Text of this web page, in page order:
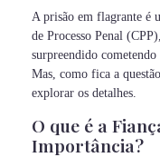
A prisão em flagrante é
de Processo Penal
surpreendido
Mas, como fica a
explorar os detalhes.
O que é a
Importância?